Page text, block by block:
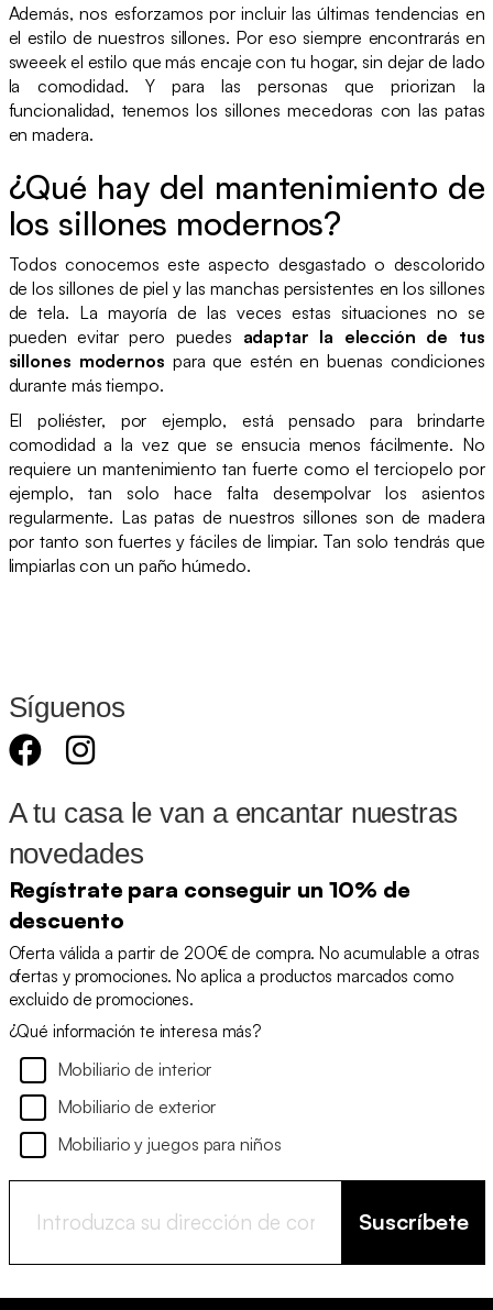
Además, nos esforzamos por incluir las últimas tendencias en
el estilo de nuestros sillones. Por eso siempre encontrarás en
sweeek el estilo que más encaje con tu hogar, sin dejar de lado
la comodidad. Y para las personas que priorizan la
funcionalidad, tenemos los sillones mecedoras con las patas
en madera.
¿Qué hay del mantenimiento de
los sillones modernos?
Todos conocemos este aspecto desgastado o descolorido
de los sillones de piel y las manchas persistentes en los sillones
de tela. La mayoría de las veces estas situaciones no se
pueden evitar pero puedes adaptar la elección de tus
sillones modernos para que estén en buenas condiciones
durante más tiempo.
El poliéster, por ejemplo, está pensado para brindarte
comodidad a la vez que se ensucia menos fácilmente. No
requiere un mantenimiento tan fuerte como el terciopelo por
ejemplo, tan solo hace falta desempolvar los asientos
regularmente. Las patas de nuestros sillones son de madera
por tanto son fuertes y fáciles de limpiar. Tan solo tendrás que
limpiarlas con un paño húmedo.
Síguenos
A tu casa le van a encantar nuestras
novedades
Regístrate para conseguir un 10% de
descuento
Oferta válida a partir de 200€ de compra. No acumulable a otras
ofertas y promociones. No aplica a productos marcados como
excluido de promociones.
¿Qué información te interesa más?
Mobiliario de interior
Mobiliario de exterior
Mobiliario y juegos para niños
Suscríbete